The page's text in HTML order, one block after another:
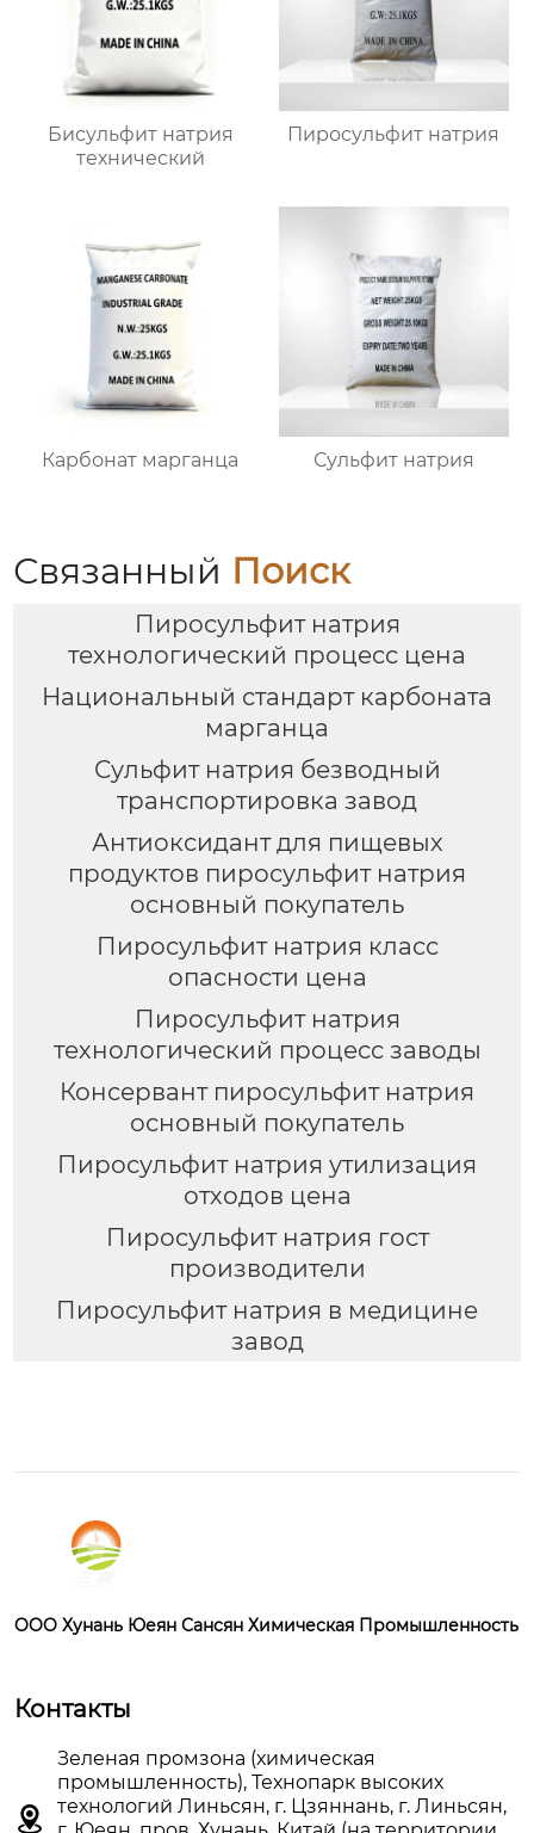
Бисульфит натрия
технический
Пиросульфит натрия
Карбонат марганца Сульфит натрия
Связанный Поиск
Пиросульфит натрия
технологический процесс цена
Национальный стандарт карбоната
марганца
Сульфит натрия безводный
транспортировка завод
Антиоксидант для пищевых
продуктов пиросульфит натрия
основный покупатель
Пиросульфит натрия класс
опасности цена
Пиросульфит натрия
технологический процесс заводы
Консервант пиросульфит натрия
основный покупатель
Пиросульфит натрия утилизация
отходов цена
Пиросульфит натрия гост
производители
Пиросульфит натрия в медицине
завод
OOO Хунань Юеян Сансян Химическая Промышленность
Контакты

Зеленая промзона (химическая
промышленность), Технопарк высоких
технологий Линьсян, г. Цзяннань, г. Линьсян,